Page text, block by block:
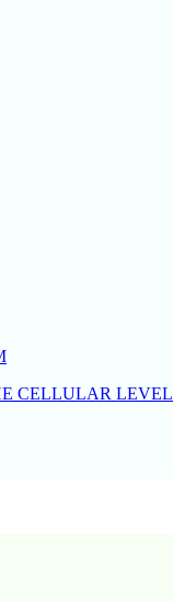
CELLULAR LEVEL